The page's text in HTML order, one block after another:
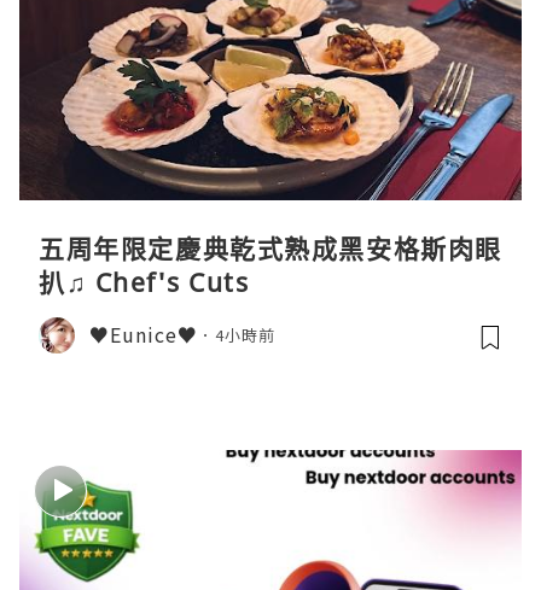
五周年限定慶典乾式熟成黑安格斯肉眼
扒♫ Chef's Cuts
♥Eunice♥ 4小時前